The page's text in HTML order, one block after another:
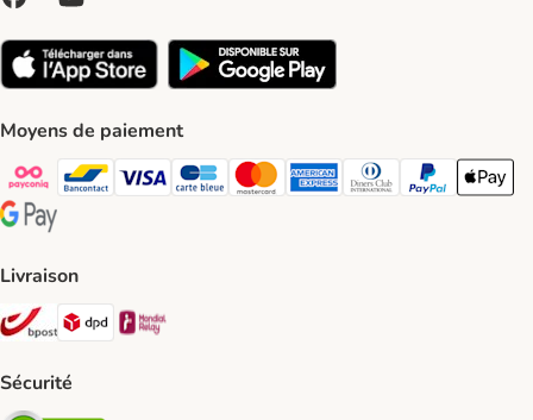
Moyens de paiement
Payconiq Payment Method
bancontact Payment Method
Visa Payment Method
carte bleue Payment Method
Master card Payment Method
American express Payment
Diners club Payment
Paypal Payment
Apple
Google Pay Payment Method
Livraison
Bpost Shipping Method
DPD Shipping Method
Sécurité